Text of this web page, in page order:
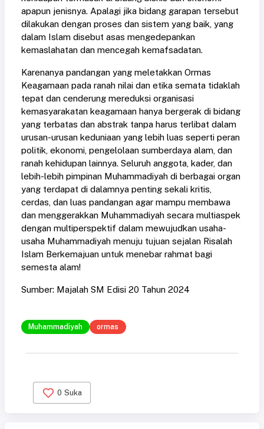
apapun jenisnya. Apalagi jika bidang garapan tersebut
dilakukan dengan proses dan sistem yang baik, yang
dalam Islam disebut asas mengedepankan
kemaslahatan dan mencegah kemafsadatan.
Karenanya pandangan yang meletakkan Ormas
Keagamaan pada ranah nilai dan etika semata tidaklah
tepat dan cenderung mereduksi organisasi
kemasyarakatan keagamaan hanya bergerak di bidang
yang terbatas dan abstrak tanpa harus terlibat dalam
urusan-urusan keduniaan yang lebih luas seperti peran
politik, ekonomi, pengelolaan sumberdaya alam, dan
ranah kehidupan lainnya. Seluruh anggota, kader, dan
lebih-lebih pimpinan Muhammadiyah di berbagai organ
yang terdapat di dalamnya penting sekali kritis,
cerdas, dan luas pandangan agar mampu membawa
dan menggerakkan Muhammadiyah secara multiaspek
dengan multiperspektif dalam mewujudkan usaha-
usaha Muhammadiyah menuju tujuan sejalan Risalah
Islam Berkemajuan untuk menebar rahmat bagi
semesta alam!
Sumber: Majalah SM Edisi 20 Tahun 2024
Muhammadiyah ormas
0 Suka